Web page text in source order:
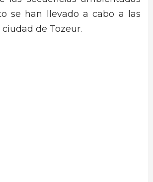
se han llevado a cabo a las
de Tozeur.